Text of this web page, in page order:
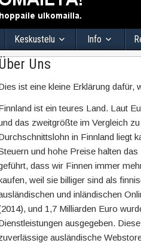
Keskustelu Info
Über Uns
ist eine kleine Erklärung dafür,
ist ein teures Land. Laut
das zweitgrößte im Vergleich
in Finnland liegt
und hohe Preise halten
dass wir Finnen immer
weil sie billiger sind als
und inländischen
und 1,7 Milliarden Euro
ausgegeben.
ausländische